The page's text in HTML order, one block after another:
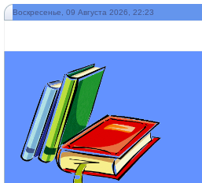
Воскресенье, 09 Августа 2026, 22:23